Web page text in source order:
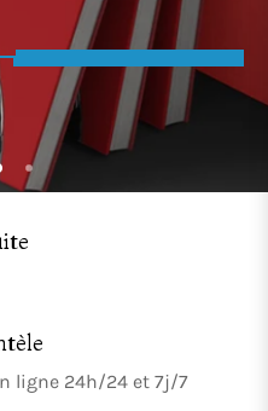
Tous Les Produits
10% De Réduction
ligne 24h/24 et 7j/7